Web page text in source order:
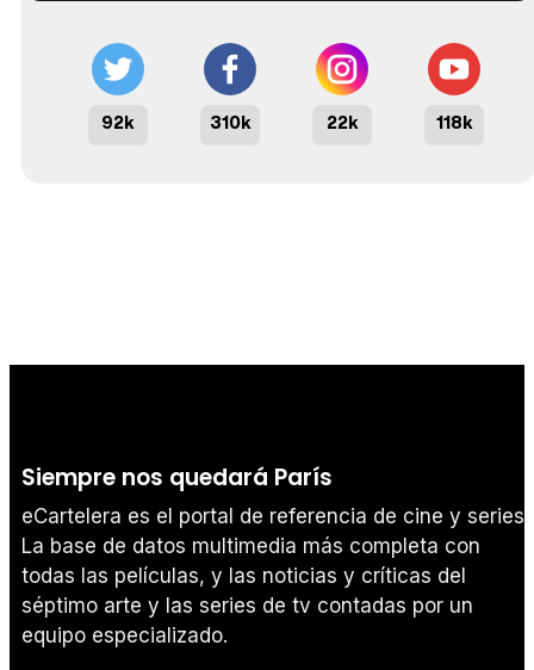
92k 310k 22k 118k
Siempre nos quedará París
eCartelera es el portal de referencia de cine y series.
La base de datos multimedia más completa con
todas las películas, y las noticias y críticas del
séptimo arte y las series de tv contadas por un
equipo especializado.